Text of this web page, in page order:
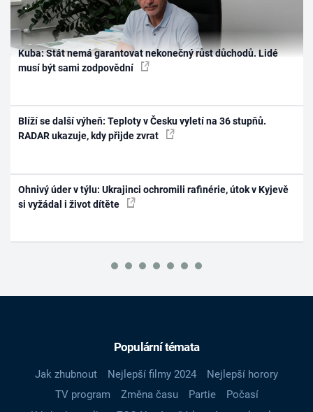
Kuba: Stát nemá garantovat nekonečný růst důchodů. Lidé
musí být sami zodpovědní
Blíží se další výheň: Teploty v Česku vyletí na 36 stupňů.
RADAR ukazuje, kdy přijde zvrat
Ohnivý úder v týlu: Ukrajinci ochromili rafinérie, útok v Kyjevě
si vyžádal i život dítěte
Populární témata
Jak zhubnout Nejlepší filmy 2024
Nejlepší horory
TV program
Změna času Partie
Počasí